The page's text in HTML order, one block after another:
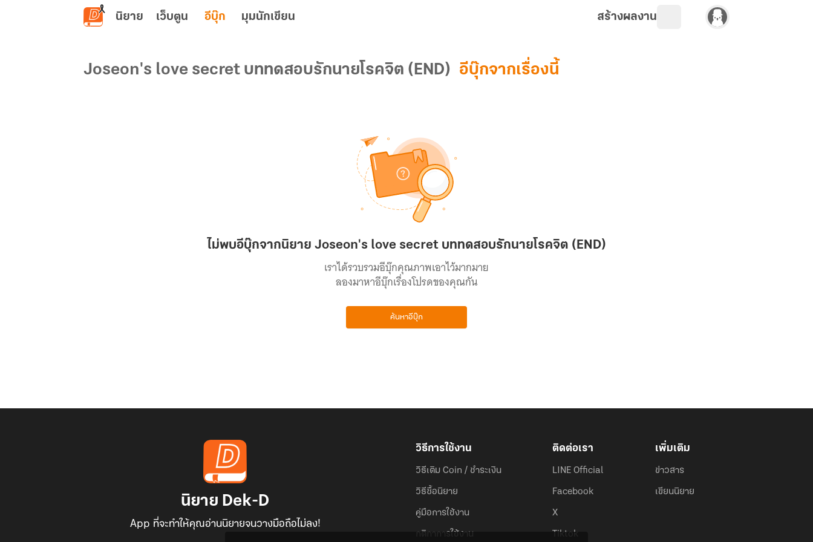
ข้ามไปยังเนื้อหาหลัก
นิยาย เว็บตูน อีบุ๊ก มุมนักเขียน สร้างผลงาน
Joseon's love secret บททดสอบรักนายโรคจิต​ (END) อีบุ๊กจากเรื่องนี้
ไม่พบอีบุ๊กจากนิยาย Joseon's love secret บททดสอบรักนายโรคจิต​ (END)
เราได้รวบรวมอีบุ๊กคุณภาพเอาไว้มากมาย
ลองมาหาอีบุ๊กเรื่องโปรดของคุณกัน
ค้นหาอีบุ๊ก
นิยาย Dek-D
App ที่จะทำให้คุณอ่านนิยายจนวางมือถือไม่ลง!
วิธีการใช้งาน
วิธีเติม Coin / ชำระเงิน
วิธีซื้อนิยาย
คู่มือการใช้งาน
กติกาการใช้งาน
ติดต่อเรา
LINE Official
Facebook
X
Tiktok
เพิ่มเติม
ข่าวสาร
เขียนนิยาย